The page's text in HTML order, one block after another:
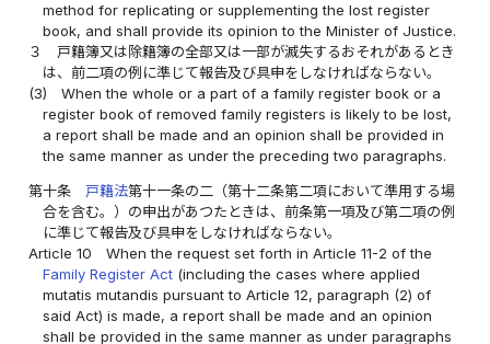
method for replicating or supplementing the lost register
book, and shall provide its opinion to the Minister of Justice.
３
戸籍簿又は除籍簿の全部又は一部が滅失するおそれがあるとき
は、前二項の例に準じて報告及び具申をしなければならない。
(3)
When the whole or a part of a family register book or a
register book of removed family registers is likely to be lost,
a report shall be made and an opinion shall be provided in
the same manner as under the preceding two paragraphs.
第十条 戸籍法第十一条の二（第十二条第二項において準用する場
合を含む。）の申出があつたときは、前条第一項及び第二項の例
に準じて報告及び具申をしなければならない。
Article 10
When the request set forth in Article 11-2 of the
Family Register Act (including the cases where applied
mutatis mutandis pursuant to Article 12, paragraph (2) of
said Act) is made, a report shall be made and an opinion
shall be provided in the same manner as under paragraphs